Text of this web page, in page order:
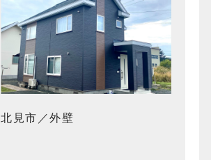
北見市／外壁